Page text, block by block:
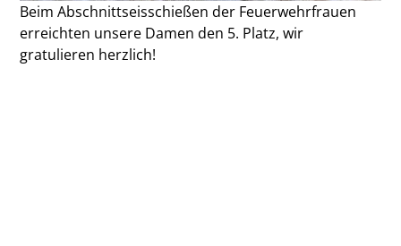
Beim Abschnittseisschießen der Feuerwehrfrauen
erreichten unsere Damen den 5. Platz, wir
gratulieren herzlich!